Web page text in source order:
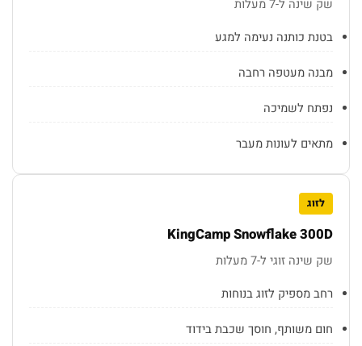
שק שינה ל-7 מעלות
בטנת כותנה נעימה למגע
מבנה מעטפה רחבה
נפתח לשמיכה
מתאים לעונות מעבר
לזוג
KingCamp Snowflake 300D
שק שינה זוגי ל-7 מעלות
רחב מספיק לזוג בנוחות
חום משותף, חוסך שכבת בידוד